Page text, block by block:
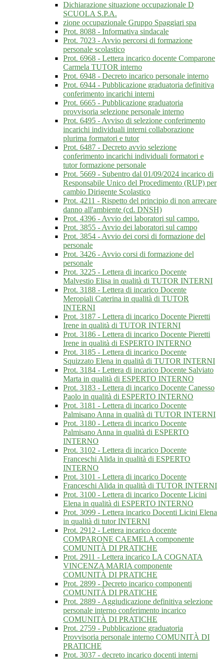
Dichiarazione situazione occupazionale D
SCUOLA S.P.A.
zione occupazionale Gruppo Spaggiari spa
Prot. 8088 - Informativa sindacale
Prot. 7023 - Avvio percorsi di formazione
personale scolastico
Prot. 6968 - Lettera incarico docente Comparone
Carmela TUTOR interno
Prot. 6948 - Decreto incarico personale interno
Prot. 6944 - Pubblicazione graduatoria definitiva
conferimento incarichi interni
Prot. 6665 - Pubblicazione graduatoria
provvisoria selezione personale interno
Prot. 6495 - Avviso di selezione conferimento
incarichi individuali interni collaborazione
plurima formatori e tutor
Prot. 6487 - Decreto avvio selezione
conferimento incarichi individuali formatori e
tutor formazione personale
Prot. 5669 - Subentro dal 01/09/2024 incarico di
Responsabile Unico del Procedimento (RUP) per
cambio Dirigente Scolastico
Prot. 4211 - Rispetto del principio di non arrecare
danno all'ambiente (cd. DNSH)
Prot. 4396 - Avvio dei laboratori sul campo.
Prot. 3855 - Avvio dei laboratori sul campo
Prot. 3854 - Avvio dei corsi di formazione del
personale
Prot. 3426 - Avvio corsi di formazione del
personale
Prot. 3225 - Lettera di incarico Docente
Malvestio Elisa in qualità di TUTOR INTERNI
Prot. 3188 - Lettera di incarico Docente
Meropiali Caterina in qualità di TUTOR
INTERNI
Prot. 3187 - Lettera di incarico Docente Pieretti
Irene in qualità di TUTOR INTERNI
Prot. 3186 - Lettera di incarico Docente Pieretti
Irene in qualità di ESPERTO INTERNO
Prot. 3185 - Lettera di incarico Docente
Squizzato Elena in qualità di TUTOR INTERNI
Prot. 3184 - Lettera di incarico Docente Salviato
Marta in qualità di ESPERTO INTERNO
Prot. 3183 - Lettera di incarico Docente Canesso
Paolo in qualità di ESPERTO INTERNO
Prot. 3181 - Lettera di incarico Docente
Palmisano Anna in qualità di TUTOR INTERNI
Prot. 3180 - Lettera di incarico Docente
Palmisano Anna in qualità di ESPERTO
INTERNO
Prot. 3102 - Lettera di incarico Docente
Franceschi Alida in qualità di ESPERTO
INTERNO
Prot. 3101 - Lettera di incarico Docente
Franceschi Alida in qualità di TUTOR INTERNI
Prot. 3100 - Lettera di incarico Docente Licini
Elena in qualità di ESPERTO INTERNO
Prot. 3099 - Lettera incarico Docenti Licini Elena
in qualità di tutor INTERNI
Prot. 2912 - Lettera incarico docente
COMPARONE CAEMELA componente
COMUNITÀ DI PRATICHE
Prot. 2911 - Lettera incarico LA COGNATA
VINCENZA MARIA componente
COMUNITÀ DI PRATICHE
Prot. 2899 - Decreto incarico componenti
COMUNITÀ DI PRATICHE
Prot. 2889 - Aggiudicazione definitiva selezione
personale interno conferimento incarico
COMUNITÀ DI PRATICHE
Prot. 2759 - Pubblicazione graduatoria
Provvisoria personale interno COMUNITÀ DI
PRATICHE
Prot. 3037 - decreto incarico docenti interni